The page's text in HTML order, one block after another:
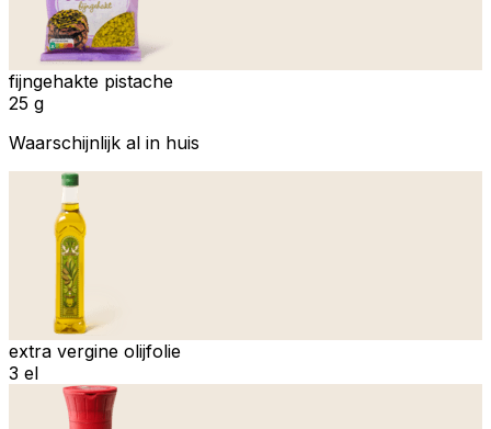
fijngehakte pistache
25 g
Waarschijnlijk al in huis
extra vergine olijfolie
3 el